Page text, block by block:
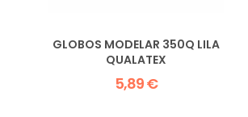
GLOBOS MODELAR 350Q LILA
QUALATEX
5,89 €